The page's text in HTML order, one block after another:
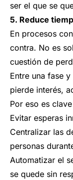
ser el que se
5. Reduce
En procesos
contra. No es
cuestión de
Entre una fase
pierde interés,
Por eso es
Evitar esperas
Centralizar las
personas
Automatizar el
se quede sin